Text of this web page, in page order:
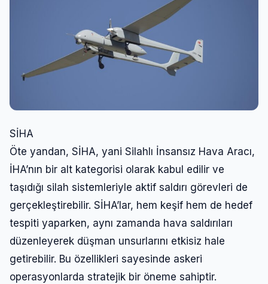
SİHA
Öte yandan, SİHA, yani Silahlı İnsansız Hava Aracı,
İHA’nın bir alt kategorisi olarak kabul edilir ve
taşıdığı silah sistemleriyle aktif saldırı görevleri de
gerçekleştirebilir. SİHA’lar, hem keşif hem de hedef
tespiti yaparken, aynı zamanda hava saldırıları
düzenleyerek düşman unsurlarını etkisiz hale
getirebilir. Bu özellikleri sayesinde askeri
operasyonlarda stratejik bir öneme sahiptir.